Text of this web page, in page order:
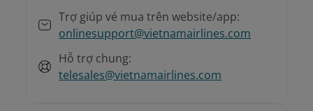
Trợ giúp vé mua trên website/app:
onlinesupport@vietnamairlines.com
Hỗ trợ chung:
telesales@vietnamairlines.com